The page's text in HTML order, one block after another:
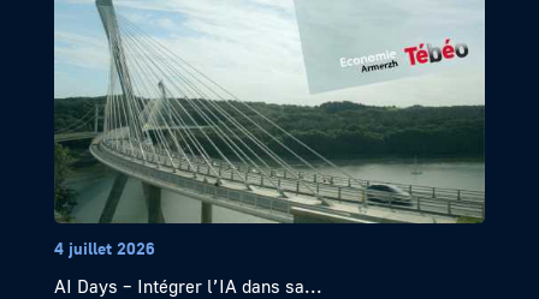
4 juillet 2026
AI Days – Intégrer l’IA dans sa...